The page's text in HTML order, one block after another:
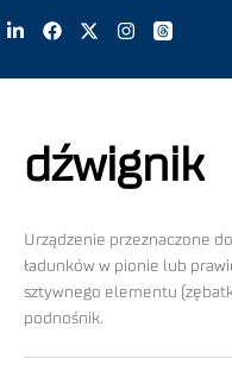
dźwignik
Urządzenie przeznaczone
ładunków w pionie lub
sztywnego elementu
podnośnik.